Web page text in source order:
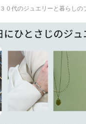
３０代のジュエリーと暮らしの